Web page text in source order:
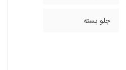
جلو بسته